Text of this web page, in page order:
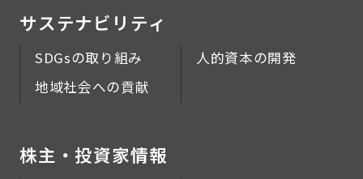
サステナビリティ
SDGsの取り組み
人的資本の開発
地域社会への貢献
株主・投資家情報